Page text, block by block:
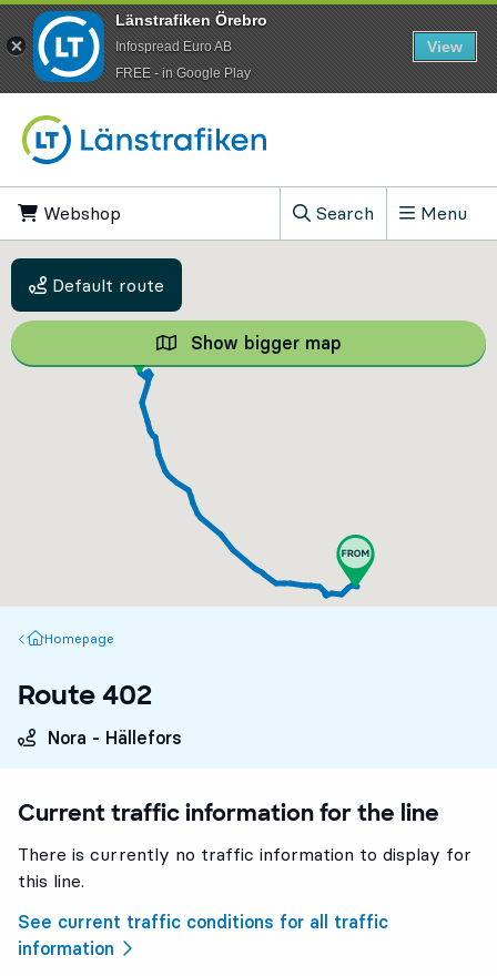
Webshop
Search
, Show search field
Menu
Default route
Show bigger map Show bigger
Homepage
Homepage
Route 402
Nora - Hällefors
Current traffic information for the line
There is currently no traffic information to display for
this line.
See current traffic conditions for all traffic
information
Länstrafiken Örebro
Infospread Euro AB
​FREE - in Google Play
View